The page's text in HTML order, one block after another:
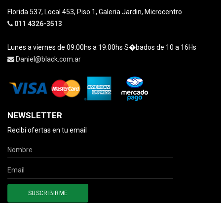
Florida 537, Local 453, Piso 1, Galeria Jardin, Microcentro
011 4326-3513
Lunes a viernes de 09:00hs a 19:00hs S�bados de 10 a 16Hs
Daniel@black.com.ar
NEWSLETTER
Recibí ofertas en tu email